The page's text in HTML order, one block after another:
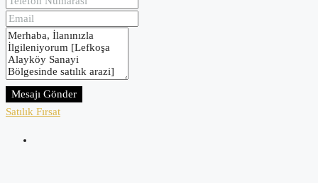
Mesajı Gönder
Satılık Fırsat